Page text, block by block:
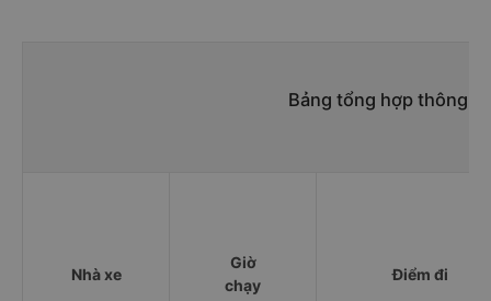
Bảng tổng hợp thông
Nhà xe
Giờ
chạy
Điểm đi